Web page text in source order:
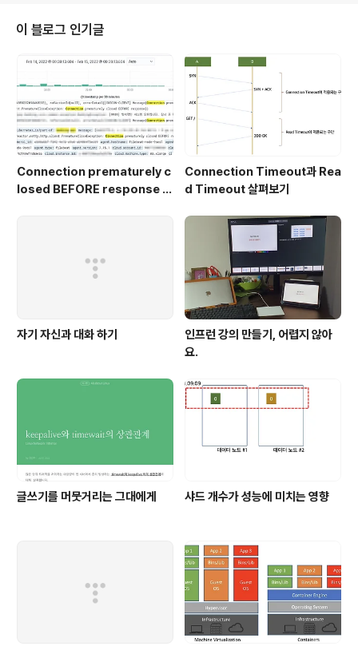
화산동행길이라고 씌여져 있는 데크길을 통해서 봉화산 정
상까지 갈 수 있습니다. 9살, 5살 아이들과 함께 올라갔는
데 1시간 정도 소요 되었습니다. 전반적으로 데크길이 끝까
지 잘 연결되어 있어서 유모차를 가지고도 정상까지 무리
없이 갈 수 있습니다. 4. 정상에는 봉화대가 있고 전망대가
있어서 올라가고 나..
이 블로그 인기글
Connection prematurely c
losed BEFORE response 에
Connection Timeout과 Rea
d Timeout 살펴보기
자기 자신과 대화 하기
인프런 강의 만들기, 어렵지 않아
요.
글쓰기를 머뭇거리는 그대에게 샤드 개수가 성능에 미치는 영향